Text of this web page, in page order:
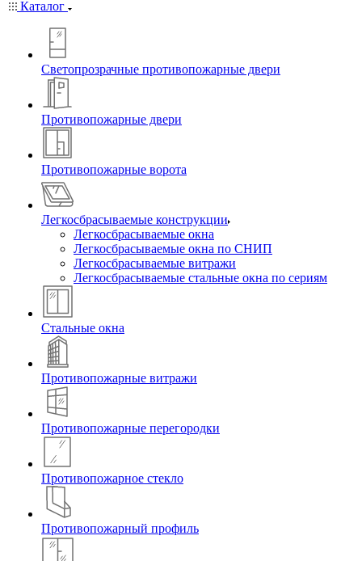
Каталог
Светопрозрачные противопожарные двери
Противопожарные двери
Противопожарные ворота
Легкосбрасываемые конструкции
Легкосбрасываемые окна
Легкосбрасываемые окна по СНИП
Легкосбрасываемые витражи
Легкосбрасываемые стальные окна по сериям
Стальные окна
Противопожарные витражи
Противопожарные перегородки
Противопожарное стекло
Противопожарный профиль